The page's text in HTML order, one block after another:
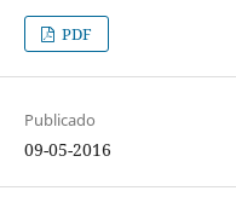
PDF
Publicado
09-05-2016